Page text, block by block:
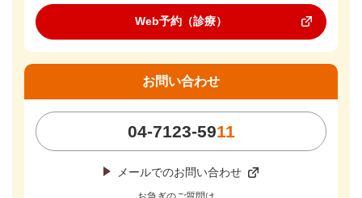
Web予約（診療）
お問い合わせ
04-7123-5911
メールでのお問い合わせ